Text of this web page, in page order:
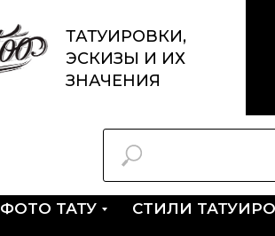
ТАТУИРОВКИ,
ЭСКИЗЫ И ИХ
ЗНАЧЕНИЯ
ФОТО ТАТУ СТИЛИ